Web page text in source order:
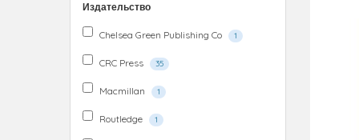
Издательство
Chelsea Green Publishing Co 1
CRC Press 35
Macmillan 1
Routledge 1